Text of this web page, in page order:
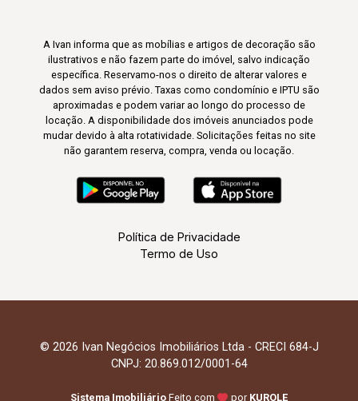
A Ivan informa que as mobílias e artigos de decoração são
ilustrativos e não fazem parte do imóvel, salvo indicação
específica. Reservamo-nos o direito de alterar valores e
dados sem aviso prévio. Taxas como condomínio e IPTU são
aproximadas e podem variar ao longo do processo de
locação. A disponibilidade dos imóveis anunciados pode
mudar devido à alta rotatividade. Solicitações feitas no site
não garantem reserva, compra, venda ou locação.
Política de Privacidade
Termo de Uso
© 2026 Ivan Negócios Imobiliários Ltda - CRECI 684-J
CNPJ: 20.869.012/0001-64
Sistema Imobiliário Feito com por KUROLE